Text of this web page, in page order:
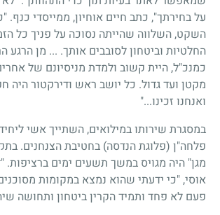
על בחירתך", כתב חיים אוחיון, ממייסדי כנף.
השקט, השלווה שהייתה נסוכה על פניך כל
החלטיות וביטחון לסובבים אותך. ... מן הרגע
כמנכ"ל, היית קשוב ולמדת מניסיונם של
מקטן ועד גדול. כל יושב ראש ודירקטור היה
ואנחנו זכינו..."
במסגרת שירותו במילואים, השתייך אשי
פלחה"ן (פלוגת הנדסה) בחטיבת הצנחנים.
מגן" היה מגויס במשך תשעים ימים ברציפות.
אוסי, "כי ידעתי שהוא נמצא במקומות
פעם לא פחד ותמיד הקרין ביטחון ותחושה